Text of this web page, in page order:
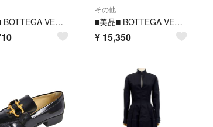
■美品■ BOTTEGA VENETA ボッテガヴェネタ イントレチャート ラバー iPhone16 Pro 対応 スマホケース ライムグリーン系 GB6018
その他
■美品■ BOTTEGA VENETA ボッテガヴェネタ イントレチャート ラバー iPhone13Pro 対応 アイフォンケース オフホワイト系 GD1310
¥ 15,350